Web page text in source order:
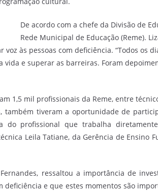
De acordo com a chefe da Divisão de
Rede Municipal de Educação (Reme).
às pessoas com deficiência. “Todos os
e superar as barreiras. Foram
1,5 mil profissionais da Reme, entre
também tiveram a oportunidade de
profissional que trabalha
Leila Tatiane, da Gerência de Ensino
ressaltou a importância de
deficiência e que estes momentos são